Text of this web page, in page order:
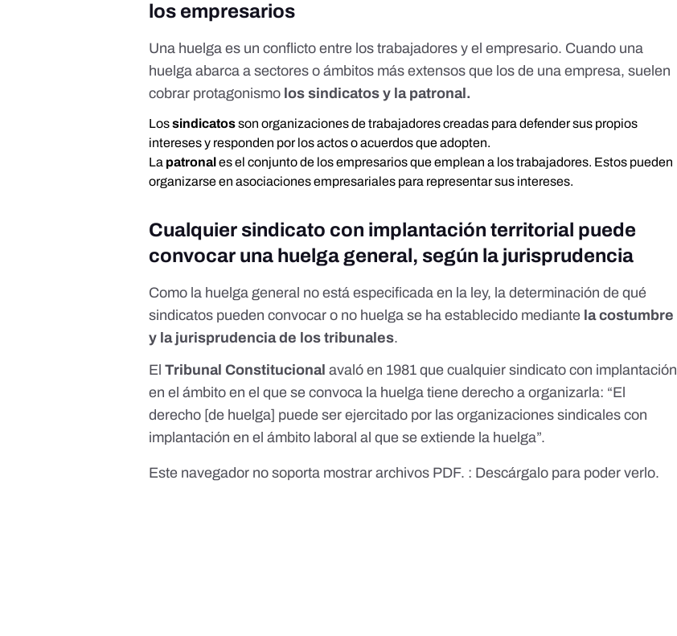
los empresarios
Una huelga es un conflicto entre los trabajadores y el empresario. Cuando una
huelga abarca a sectores o ámbitos más extensos que los de una empresa, suelen
cobrar protagonismo los sindicatos y la patronal.
Lossindicatosson organizaciones de trabajadorescreadas para defender sus propios
intereses y responden por los actos o acuerdos que adopten.
La patronalesel conjunto de los empresariosque emplean a los trabajadores. Estos pueden
organizarse enasociaciones empresariales para representar sus intereses.
Cualquier sindicato con implantación territorial puede
convocar una huelga general, según la jurisprudencia
Como la huelga general no está especificada en la ley, la determinación de qué
sindicatos pueden convocar o no huelga se ha establecido mediante la costumbre
y la jurisprudencia de los tribunales.
ElTribunal Constitucional avaló en 1981 quecualquier sindicato con implantación
en el ámbito en el que se convoca la huelga tiene derecho a organizarla: “El
derecho [de huelga] puede ser ejercitado por las organizaciones sindicales con
implantación en el ámbito laboral al que se extiende la huelga”.
Este navegador no soporta mostrar archivos PDF. : Descárgalo para poder verlo.